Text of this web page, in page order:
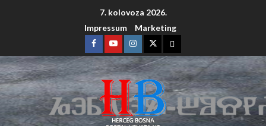
7. kolovoza 2026.
Impressum
Marketing